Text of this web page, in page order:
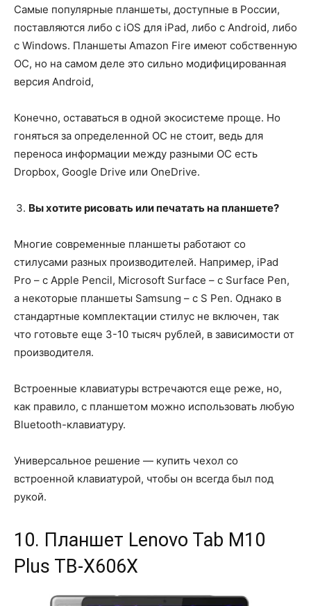
Самые популярные планшеты, доступные в России,
поставляются либо с iOS для iPad, либо с Android, либо
с Windows. Планшеты Amazon Fire имеют собственную
ОС, но на самом деле это сильно модифицированная
версия Android,
Конечно, оставаться в одной экосистеме проще. Но
гоняться за определенной ОС не стоит, ведь для
переноса информации между разными ОС есть
Dropbox, Google Drive или OneDrive.
Вы хотите рисовать или печатать на планшете?
Многие современные планшеты работают со
стилусами разных производителей. Например, iPad
Pro – с Apple Pencil, Microsoft Surface – с Surface Pen,
а некоторые планшеты Samsung – с S Pen. Однако в
стандартные комплектации стилус не включен, так
что готовьте еще 3-10 тысяч рублей, в зависимости от
производителя.
Встроенные клавиатуры встречаются еще реже, но,
как правило, с планшетом можно использовать любую
Bluetooth-клавиатуру.
Универсальное решение — купить чехол со
встроенной клавиатурой, чтобы он всегда был под
рукой.
10. Планшет Lenovo Tab M10
Plus TB-X606X